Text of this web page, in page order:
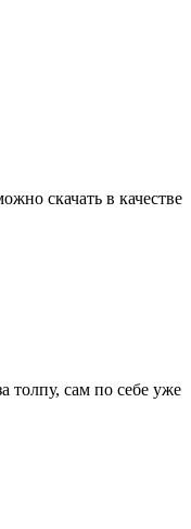
скачать в качестве
толпу, сам по себе уже